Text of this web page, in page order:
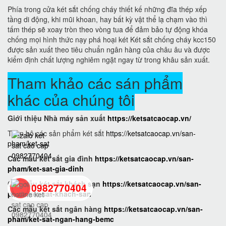
Phía trong cửa két sắt chống cháy thiết kế những đĩa thép xếp
tầng di động, khi mũi khoan, hay bất kỳ vật thể lạ chạm vào thì
tấm thép sẽ xoay tròn theo vòng tua để đảm bảo tự động khóa
chống mọi hình thức nạy phá hoại két Két sắt chống cháy kcc150
được sản xuất theo tiêu chuẩn ngân hàng của châu âu và được
kiểm định chất lượng nghiêm ngặt ngay từ trong khâu sản xuất.
Tham khảo các sán phẩm
khác của chúng tôi
Giới thiệu Nhà máy sản xuất https://ketsatcaocap.vn/
Toàn bộ các sản phẩm két sắt https://ketsatcaocap.vn/san-
pham/ket-sat
Các mẫu két sắt gia đình https://ketsatcaocap.vn/san-
pham/ket-sat-gia-dinh
Các mẫu két sắt khách sạn https://ketsatcaocap.vn/san-
pham/ket-sat-khach-san
Các mẫu két sắt ngân hàng https://ketsatcaocap.vn/san-
pham/ket-sat-ngan-hang-bemc
0982770404